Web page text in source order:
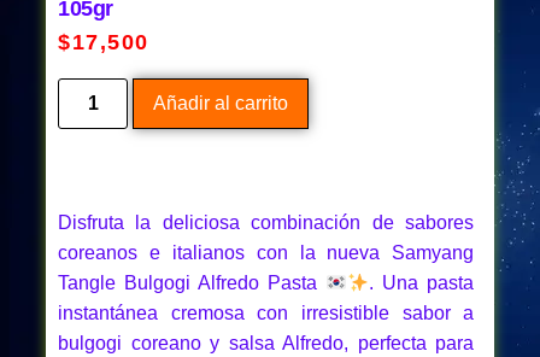
105gr
$17,500
Añadir al carrito
Disfruta la deliciosa combinación de sabores
coreanos e italianos con la nueva Samyang
Tangle Bulgogi Alfredo Pasta
. Una pasta
instantánea cremosa con irresistible sabor a
bulgogi coreano y salsa Alfredo, perfecta para